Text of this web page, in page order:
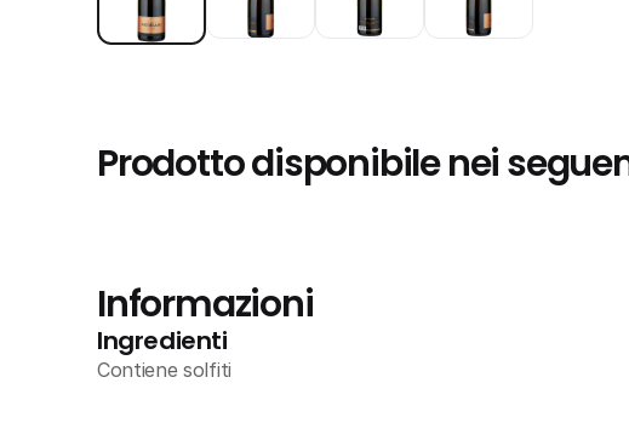
Prodotto disponibile nei
Informazioni
Ingredienti
Contiene solfiti